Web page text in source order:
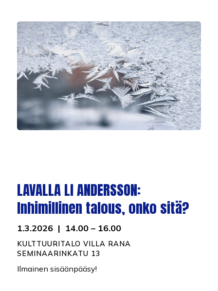
LAVALLA LI ANDERSSON:
Inhimillinen talous, onko sitä?
1.3.2026 | 14.00 – 16.00
KULTTUURITALO VILLA RANA
SEMINAARINKATU 13
Ilmainen sisäänpääsy!